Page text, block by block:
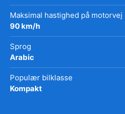
Maksimal hastighed på motorvej
90 km/h
Sprog
Arabic
Populær bilklasse
Kompakt